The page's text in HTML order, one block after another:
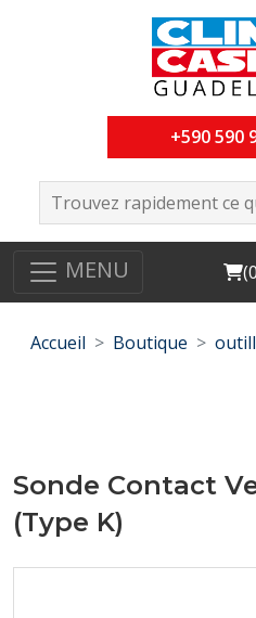
+590 590
MENU Cart
(0
Accueil Boutique
Sonde Contact
(Type K)